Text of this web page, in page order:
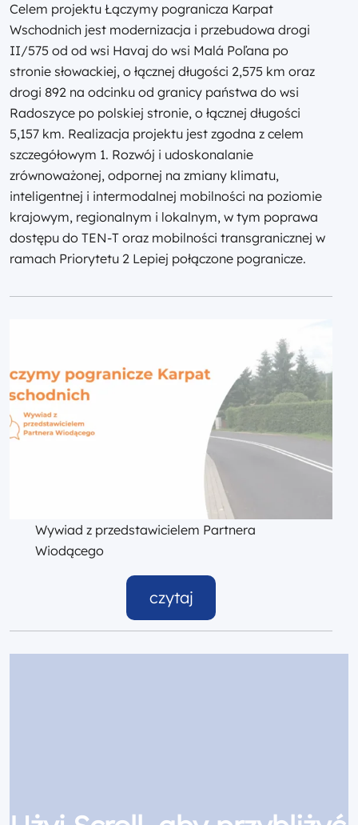
Celem projektu Łączymy pogranicza Karpat
Wschodnich jest modernizacja i przebudowa drogi
II/575 od od wsi Havaj do wsi Malá Poľana po
stronie słowackiej, o łącznej długości 2,575 km oraz
drogi 892 na odcinku od granicy państwa do wsi
Radoszyce po polskiej stronie, o łącznej długości
5,157 km. Realizacja projektu jest zgodna z celem
szczegółowym 1. Rozwój i udoskonalanie
zrównoważonej, odpornej na zmiany klimatu,
inteligentnej i intermodalnej mobilności na poziomie
krajowym, regionalnym i lokalnym, w tym poprawa
dostępu do TEN-T oraz mobilności transgranicznej w
ramach Priorytetu 2 Lepiej połączone pogranicze.
Wywiad z przedstawicielem Partnera
Wiodącego
czytaj